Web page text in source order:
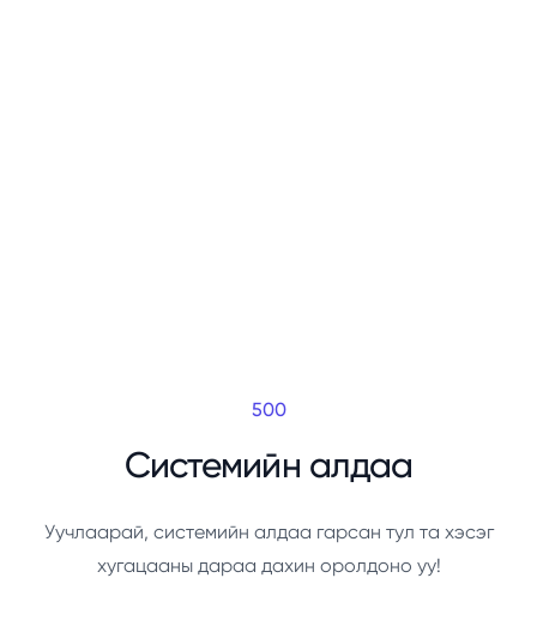
500
Системийн алдаа
Уучлаарай, системийн алдаа гарсан тул та хэсэг
хугацааны дараа дахин оролдоно уу!